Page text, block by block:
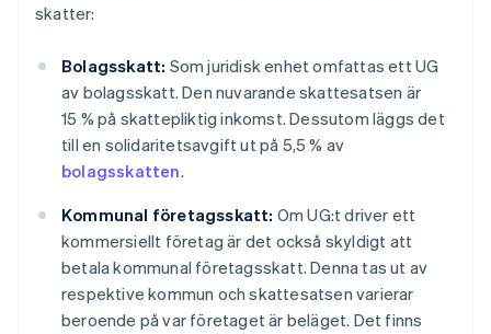
skatter:
Bolagsskatt: Som juridisk enhet omfattas ett UG
av bolagsskatt. Den nuvarande skattesatsen är
15 % på skattepliktig inkomst. Dessutom läggs det
till en solidaritetsavgift ut på 5,5 % av
bolagsskatten.
Kommunal företagsskatt: Om UG:t driver ett
kommersiellt företag är det också skyldigt att
betala kommunal företagsskatt. Denna tas ut av
respektive kommun och skattesatsen varierar
beroende på var företaget är beläget. Det finns